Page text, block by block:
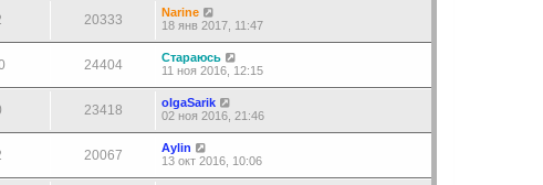
20333
Narine
18 янв 2017, 11:47
24404
Стараюсь
11 ноя 2016, 12:15
23418
olgaSarik
02 ноя 2016, 21:46
20067
Aylin
13 окт 2016, 10:06